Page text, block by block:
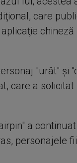
care
"urât" şi
care a
a
personajele